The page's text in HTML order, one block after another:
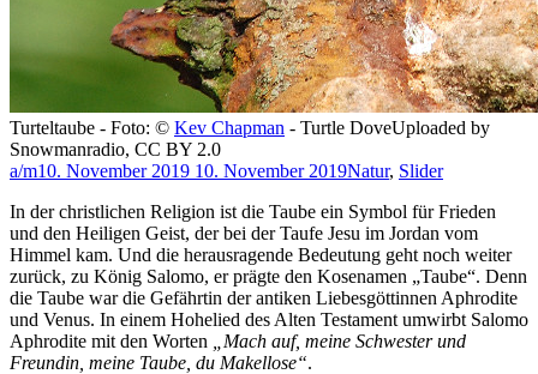
Turteltaube - Foto: © Kev Chapman - Turtle DoveUploaded by
Snowmanradio, CC BY 2.0
a/m10. November 2019 10. November 2019Natur, Slider
In der christlichen Religion ist die Taube ein Symbol für Frieden
und den Heiligen Geist, der bei der Taufe Jesu im Jordan vom
Himmel kam. Und die herausragende Bedeutung geht noch weiter
zurück, zu König Salomo, er prägte den Kosenamen „Taube“. Denn
die Taube war die Gefährtin der antiken Liebesgöttinnen Aphrodite
und Venus. In einem Hohelied des Alten Testament umwirbt Salomo
Aphrodite mit den Worten
„Mach auf, meine Schwester und
Freundin, meine Taube, du Makellose“.